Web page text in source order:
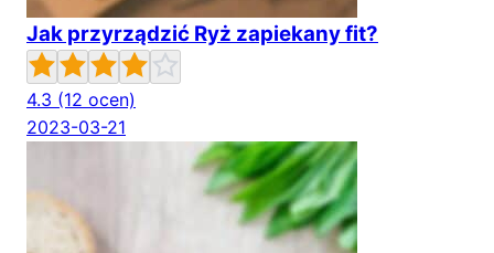
Jak przyrządzić Ryż zapiekany fit?
4.3 (12 ocen)
2023-03-21